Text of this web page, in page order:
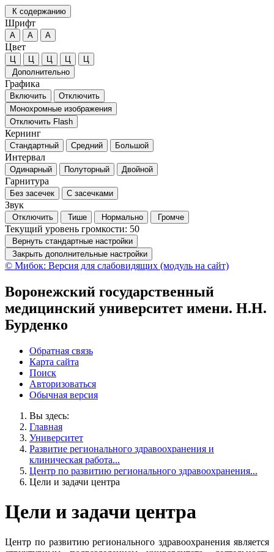
К содержанию
Шрифт
А А А
Цвет
Ц Ц Ц Ц
Ц
Дополнительно
Графика
Включить
Отключить
Монохромные изображения
Отключить Flash
Кернинг
Стандартный Средний Большой
Интервал
Одинарный Полуторный Двойной
Гарнитура
Без засечек С засечками
Звук
Отключить Тише Нормально Громче
Текущий уровень громкости: 50
Вернуть стандартные настройки
Закрыть дополнительные настройки
© Мибок: Версия для слабовидящих (модуль на сайт)
Воронежский государственный
медицинский университет имени. Н.Н.
Бурденко
Обратная связь
Карта сайта
Поиск
Авторизоваться
Обычная версия
Вы здесь:
Главная
Университет
Развитие регионального здравоохранения и
клиническая работа...
Центр по развитию регионального здравоохранения...
Цели и задачи центра
Цели и задачи центра
Центр по развитию регионального здравоохранения является